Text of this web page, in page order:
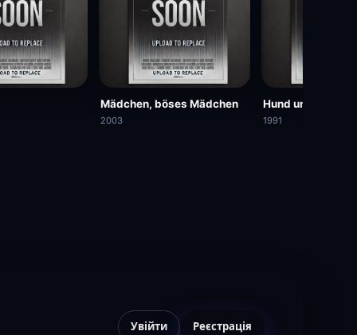
Mädchen, böses Mädchen
2003
Hund und Katz
1991
Увійти Реєстрація